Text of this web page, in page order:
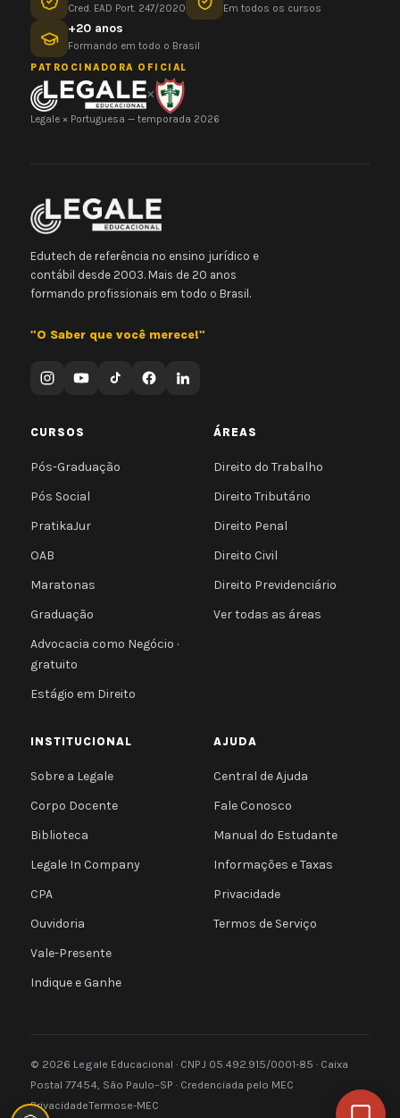
Cred. EAD Port. 247/2020 Em todos os cursos
+20 anos
Formando em todo o Brasil
PATROCINADORA OFICIAL
×
Legale × Portuguesa — temporada 2026
Edutech de referência no ensino jurídico e
contábil desde 2003. Mais de 20 anos
formando profissionais em todo o Brasil.
"O Saber que você merece!"
CURSOS
Pós-Graduação
Pós Social
PratikaJur
OAB
Maratonas
Graduação
Advocacia como Negócio ·
gratuito
Estágio em Direito
ÁREAS
Direito do Trabalho
Direito Tributário
Direito Penal
Direito Civil
Direito Previdenciário
Ver todas as áreas
INSTITUCIONAL
Sobre a Legale
Corpo Docente
Biblioteca
Legale In Company
CPA
Ouvidoria
Vale-Presente
Indique e Ganhe
AJUDA
Central de Ajuda
Fale Conosco
Manual do Estudante
Informações e Taxas
Privacidade
Termos de Serviço
© 2026 Legale Educacional · CNPJ 05.492.915/0001-85 · Caixa
Postal 77454, São Paulo–SP · Credenciada pelo MEC
PrivacidadeTermose-MEC